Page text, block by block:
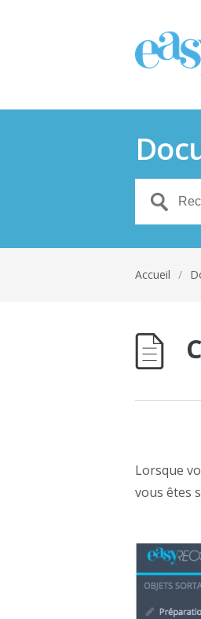
Accueil /
Lorsque
vous êtes